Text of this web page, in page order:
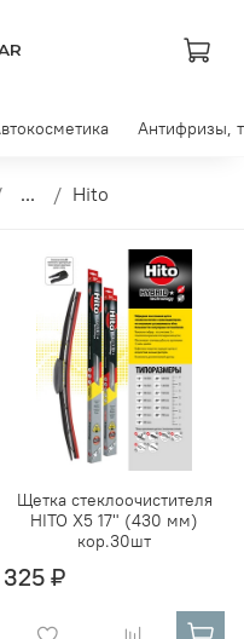
Антифризы,
... Hito
Щетка стеклоочистителя
HITO X5 17" (430 мм)
кор.30шт
325 ₽